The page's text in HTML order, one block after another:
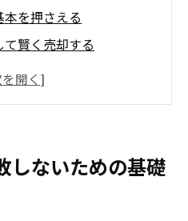
を押さえる
賢く売却する
と規制
の選び方
で重要なポイントとは
定の基準
しないための基礎